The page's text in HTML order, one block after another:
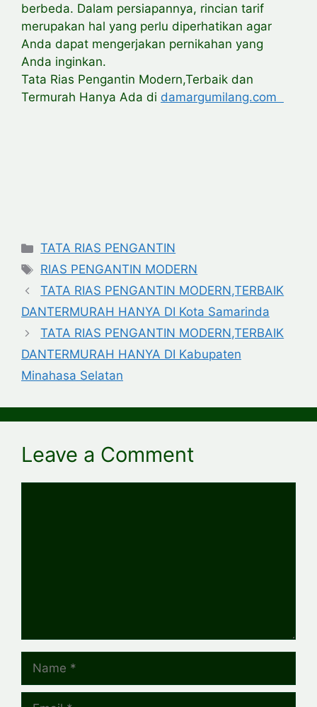
berbeda. Dalam persiapannya, rincian tarif
merupakan hal yang perlu diperhatikan agar
Anda dapat mengerjakan pernikahan yang
Anda inginkan.
Tata Rias Pengantin Modern,Terbaik dan
Termurah Hanya Ada di damargumilang.com
Categories
TATA RIAS PENGANTIN
Tags
RIAS PENGANTIN MODERN
TATA RIAS PENGANTIN MODERN,TERBAIK
DANTERMURAH HANYA DI Kota Samarinda
TATA RIAS PENGANTIN MODERN,TERBAIK
DANTERMURAH HANYA DI Kabupaten
Minahasa Selatan
Leave a Comment
Name
Email